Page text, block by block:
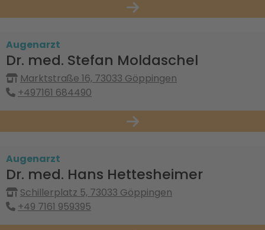
Augenarzt
Dr. med. Stefan Moldaschel
Marktstraße 16, 73033 Göppingen
+497161 684490
Augenarzt
Dr. med. Hans Hettesheimer
Schillerplatz 5, 73033 Göppingen
+49 7161 959395